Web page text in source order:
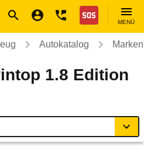
Nothilfe
MENÜ
Autokatalog
1.8 Edition